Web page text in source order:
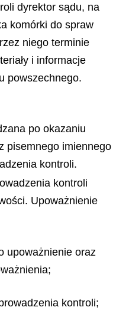
dyrektor sądu, na
komórki do spraw
niego terminie
i informacje
powszechnego.
po okazaniu
pisemnego imiennego
kontroli.
kontroli
Upoważnienie
upoważnienie oraz
kontroli;